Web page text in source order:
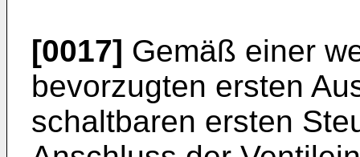
[0017] Gemäß einer
bevorzugten ersten
schaltbaren ersten